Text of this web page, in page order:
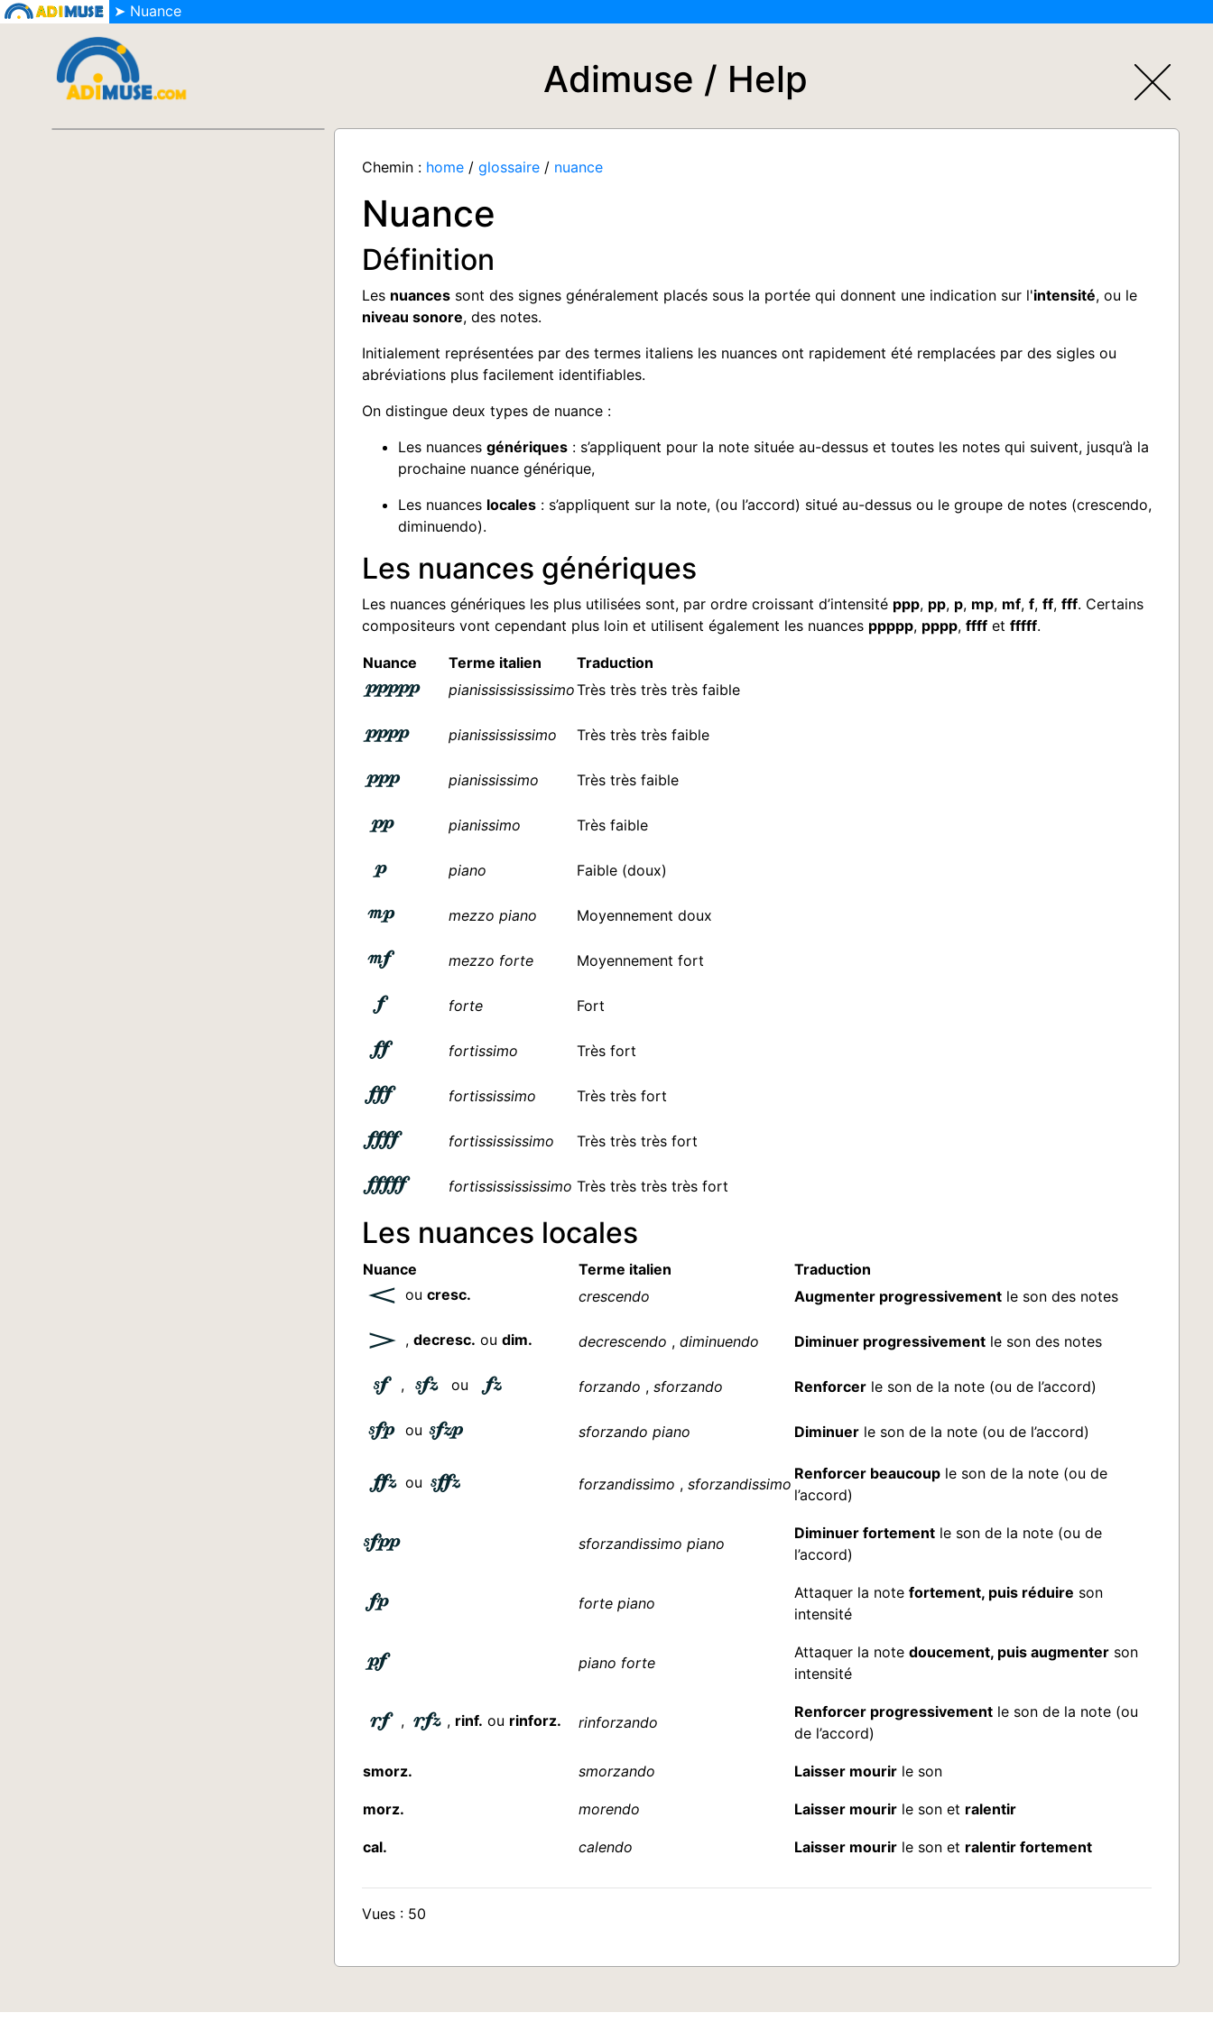
➤ Nuance
Adimuse / Help
Chemin : home/ glossaire/ nuance
Nuance
Définition
Les nuancessont des signes généralement placés sous la portée qui donnent une indication sur l'intensité, ou le
niveau sonore, des notes.
Initialement représentées par des termes italiens les nuances ont rapidement été remplacées par des sigles ou
abréviations plus facilement identifiables.
On distingue deux types de nuance :
Les nuances génériques: s’appliquent pour la note située au-dessus et toutes les notes qui suivent, jusqu’à la
prochaine nuance générique,
Les nuances locales: s’appliquent sur la note, (ou l’accord) situé au-dessus ou le groupe de notes (crescendo,
diminuendo).
Les nuances génériques
Les nuances génériques les plus utilisées sont, par ordre croissant d’intensité ppp, pp, p, mp, mf, f, ff, fff. Certains
compositeurs vont cependant plus loin et utilisent également les nuances ppppp, pppp, ffffet fffff.
Nuance Terme italien
Traduction
pianississississimoTrès très très très faible
pianissississimo Très très très faible
pianississimo Très très faible
pianissimo Très faible
piano Faible (doux)
mezzo piano Moyennement doux
mezzo forte Moyennement fort
forte Fort
fortissimo Très fort
fortississimo Très très fort
fortissississimo Très très très fort
fortississississimo Très très très très fort
Les nuances locales
Nuance Terme italien
Traduction
ou cresc. crescendo Augmenter progressivementle son des notes
, decresc. ou dim. decrescendo , diminuendo Diminuer progressivementle son des notes
, ou forzando , sforzando Renforcerle son de la note (ou de l’accord)
ou sforzando piano Diminuerle son de la note (ou de l’accord)
ou forzandissimo , sforzandissimo
Renforcer beaucouple son de la note (ou de
l’accord)
sforzandissimo piano
Diminuer fortementle son de la note (ou de
l’accord)
forte piano
Attaquer la note fortement, puis réduire son
intensité
piano forte
Attaquer la note doucement, puis augmenterson
intensité
, , rinf. ou rinforz. rinforzando
Renforcer progressivementle son de la note (ou
de l’accord)
smorz. smorzando Laisser mourirle son
morz. morendo Laisser mourirle son et ralentir
cal. calendo Laisser mourirle son et ralentir fortement
Vues : 50